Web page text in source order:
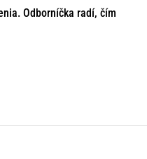
Odborníčka radí, čím